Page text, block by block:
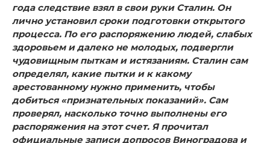
года следствие взял в свои руки Сталин. Он
лично установил сроки подготовки открытого
процесса. По его распоряжению людей, слабых
здоровьем и далеко не молодых, подвергли
чудовищным пыткам и истязаниям. Ста­лин сам
определял, какие пытки и к какому
арестованному нужно применить, чтобы
добиться «признательных показа­ний». Сам
проверял, насколько точно выполнены его
распо­ряжения на этот счет. Я прочитал
официальные записи до­просов Виноградова и